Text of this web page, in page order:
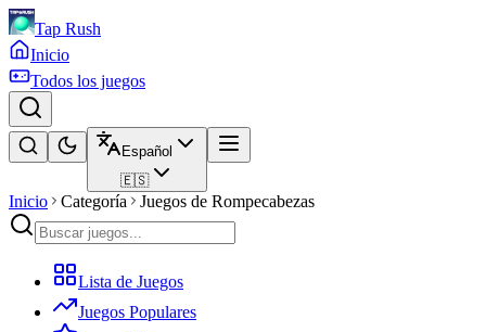
Tap Rush
Inicio
Todos los juegos
Español
🇪🇸
Inicio Categoría Juegos de Rompecabezas
Lista de Juegos
Juegos Populares